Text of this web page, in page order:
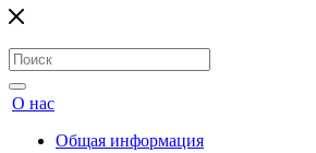
О нас
Общая информация